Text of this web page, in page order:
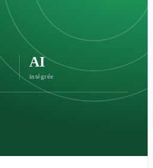
AI
intégrée